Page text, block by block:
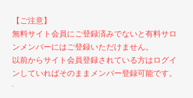
【ご注意】
無料サイト会員にご登録済みでないと有料サロ
ンメンバーにはご登録いただけません。
以前からサイト会員登録されている方はログイ
ンしていればそのままメンバー登録可能です。